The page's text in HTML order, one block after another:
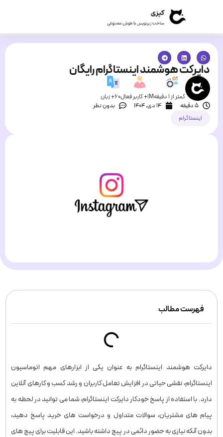
دایرکت هوشمند اینستاگرام رایگان
کمتر از 1 دقیقه 1M+ کاربر فعال
60+ زبان
5 دقیقه
۱۴ دی, ۱۴۰۴
بدون نظر
اینستاگرام
فهرست مطالب
دایرکت هوشمند اینستاگرام به ‌عنوان یکی از ابزارهای مهم اتوماسیون
اینستاگرام، نقشی حیاتی در افزایش تعامل کاربران و رشد کسب ‌و کارهای آنلاین
دارد. با استفاده از پاسخ خودکار دایرکت اینستاگرام، شما می ‌توانید در لحظه به
پیام ‌های مشتریان، سوالات متداول و درخواست‌ های خرید پاسخ دهید،
بدون آنکه نیازی به حضور دائمی در پیج داشته باشید. این قابلیت برای پیج‌ های